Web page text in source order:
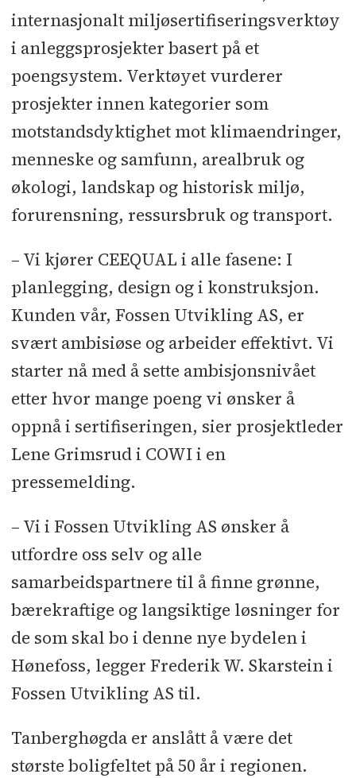
internasjonalt miljøsertifiseringsverktøy
i anleggsprosjekter basert på et
poengsystem. Verktøyet vurderer
prosjekter innen kategorier som
motstandsdyktighet mot klimaendringer,
menneske og samfunn, arealbruk og
økologi, landskap og historisk miljø,
forurensning, ressursbruk og transport.
– Vi kjører CEEQUAL i alle fasene: I
planlegging, design og i konstruksjon.
Kunden vår, Fossen Utvikling AS, er
svært ambisiøse og arbeider effektivt. Vi
starter nå med å sette ambisjonsnivået
etter hvor mange poeng vi ønsker å
oppnå i sertifiseringen, sier prosjektleder
Lene Grimsrud i COWI i en
pressemelding.
– Vi i Fossen Utvikling AS ønsker å
utfordre oss selv og alle
samarbeidspartnere til å finne grønne,
bærekraftige og langsiktige løsninger for
de som skal bo i denne nye bydelen i
Hønefoss, legger Frederik W. Skarstein i
Fossen Utvikling AS til.
Tanberghøgda er anslått å være det
største boligfeltet på 50 år i regionen.